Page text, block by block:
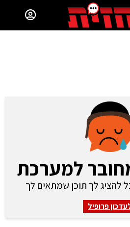
למערכת
להציג לך תוכן שמתאים לך
פרופיל